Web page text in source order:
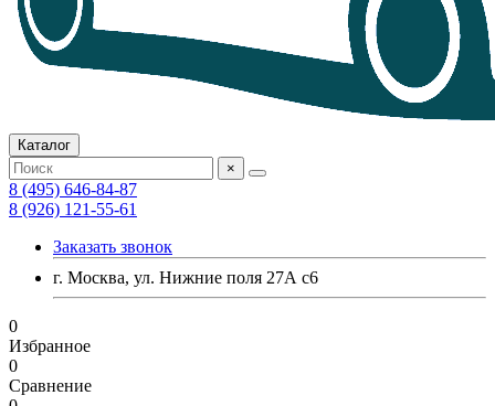
Каталог
×
8 (495) 646-84-87
8 (926) 121-55-61
Заказать звонок
г. Москва, ул. Нижние поля 27А с6
0
Избранное
0
Сравнение